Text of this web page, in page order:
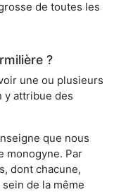
de toutes les
?
une ou plusieurs
y attribue des
que nous
monogyne. Par
dont chacune,
de la même